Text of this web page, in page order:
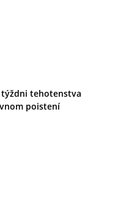
týždni tehotenstva
poistení